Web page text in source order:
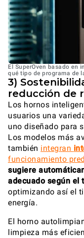
El SuperOven basado en
qué tipo de programa de
3)
reducción de
Los hornos
usuarios una
uno diseñado para
Los modelos más
también integran
funcionamiento
sugiere
adecuado según el
optimizando así el
energía.
El horno
limpieza más